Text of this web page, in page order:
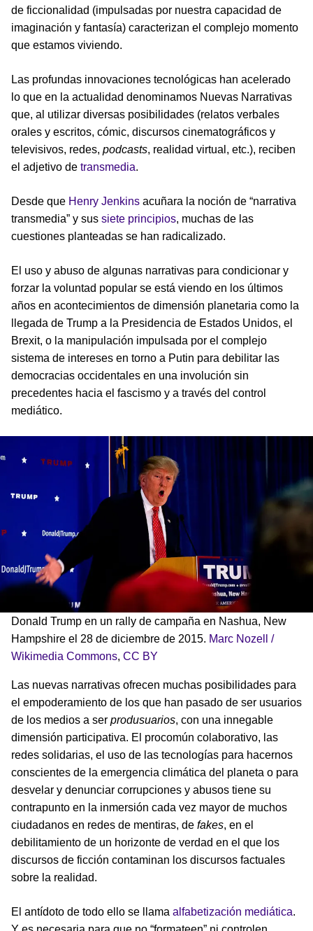
de ficcionalidad (impulsadas por nuestra capacidad de
imaginación y fantasía) caracterizan el complejo momento
que estamos viviendo.
Las profundas innovaciones tecnológicas han acelerado
lo que en la actualidad denominamos Nuevas Narrativas
que, al utilizar diversas posibilidades (relatos verbales
orales y escritos, cómic, discursos cinematográficos y
televisivos, redes, podcasts, realidad virtual, etc.), reciben
el adjetivo de transmedia.
Desde que Henry Jenkins acuñara la noción de “narrativa
transmedia” y sus siete principios, muchas de las
cuestiones planteadas se han radicalizado.
El uso y abuso de algunas narrativas para condicionar y
forzar la voluntad popular se está viendo en los últimos
años en acontecimientos de dimensión planetaria como la
llegada de Trump a la Presidencia de Estados Unidos, el
Brexit, o la manipulación impulsada por el complejo
sistema de intereses en torno a Putin para debilitar las
democracias occidentales en una involución sin
precedentes hacia el fascismo y a través del control
mediático.
Donald Trump en un rally de campaña en Nashua, New
Hampshire el 28 de diciembre de 2015. Marc Nozell /
Wikimedia Commons, CC BY
Las nuevas narrativas ofrecen muchas posibilidades para
el empoderamiento de los que han pasado de ser usuarios
de los medios a ser produsuarios, con una innegable
dimensión participativa. El procomún colaborativo, las
redes solidarias, el uso de las tecnologías para hacernos
conscientes de la emergencia climática del planeta o para
desvelar y denunciar corrupciones y abusos tiene su
contrapunto en la inmersión cada vez mayor de muchos
ciudadanos en redes de mentiras, de fakes, en el
debilitamiento de un horizonte de verdad en el que los
discursos de ficción contaminan los discursos factuales
sobre la realidad.
El antídoto de todo ello se llama alfabetización mediática.